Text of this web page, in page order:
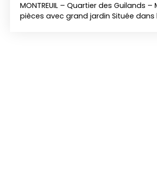
MONTREUIL – Quartier des Guilands –
pièces avec grand jardin Située dans